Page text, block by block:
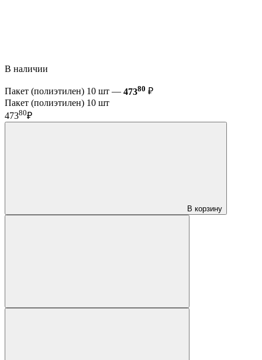
В наличии
Пакет (полиэтилен) 10 шт — 47380 ₽
Пакет (полиэтилен) 10 шт
47380₽
В корзину